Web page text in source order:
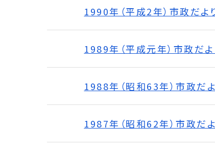
1990年（平成2年）市政だよ
1989年（平成元年）市政だよ
1988年（昭和63年）市政だ
1987年（昭和62年）市政だ